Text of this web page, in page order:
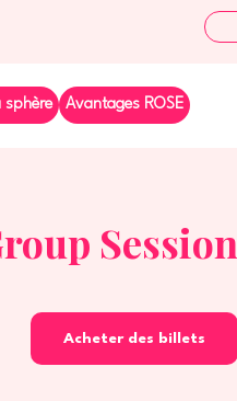
sphère Avantages ROSE
Session
Acheter des billets